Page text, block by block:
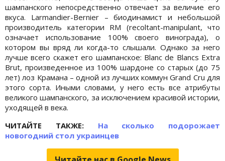
шампанского непосредственно отвечает за величие его
вкуса. Larmandier-Bernier – биодинамист и небольшой
производитель категории RM (recoltant-manipulant, что
означает использование 100% своего винограда), о
котором вы вряд ли когда-то слышали. Однако за него
лучше всего скажет его шампанское: Blanc de Blancs Extra
Brut, произведенное из 100% шардоне со старых (до 75
лет) лоз Крамана – одной из лучших коммун Grand Cru для
этого сорта. Иными словами, у него есть все атрибуты
великого шампанского, за исключением красивой истории,
уходящей в века.
ЧИТАЙТЕ ТАКЖЕ: На сколько подорожает
новогодний стол украинцев